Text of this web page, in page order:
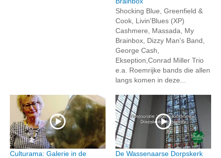
Shocking Blue, Greenfield &
Cook, Livin'Blues (XP)
Cashmere, Massada, My
Brainbox, Dizzy Man's Band,
George Cash,
Ekseption,Conrad Miller Trio
e.a. Roemrijke bands die allen
langs komen in deze...
Culturama: Galerie in de
De Wassenaarse Dorpskerk